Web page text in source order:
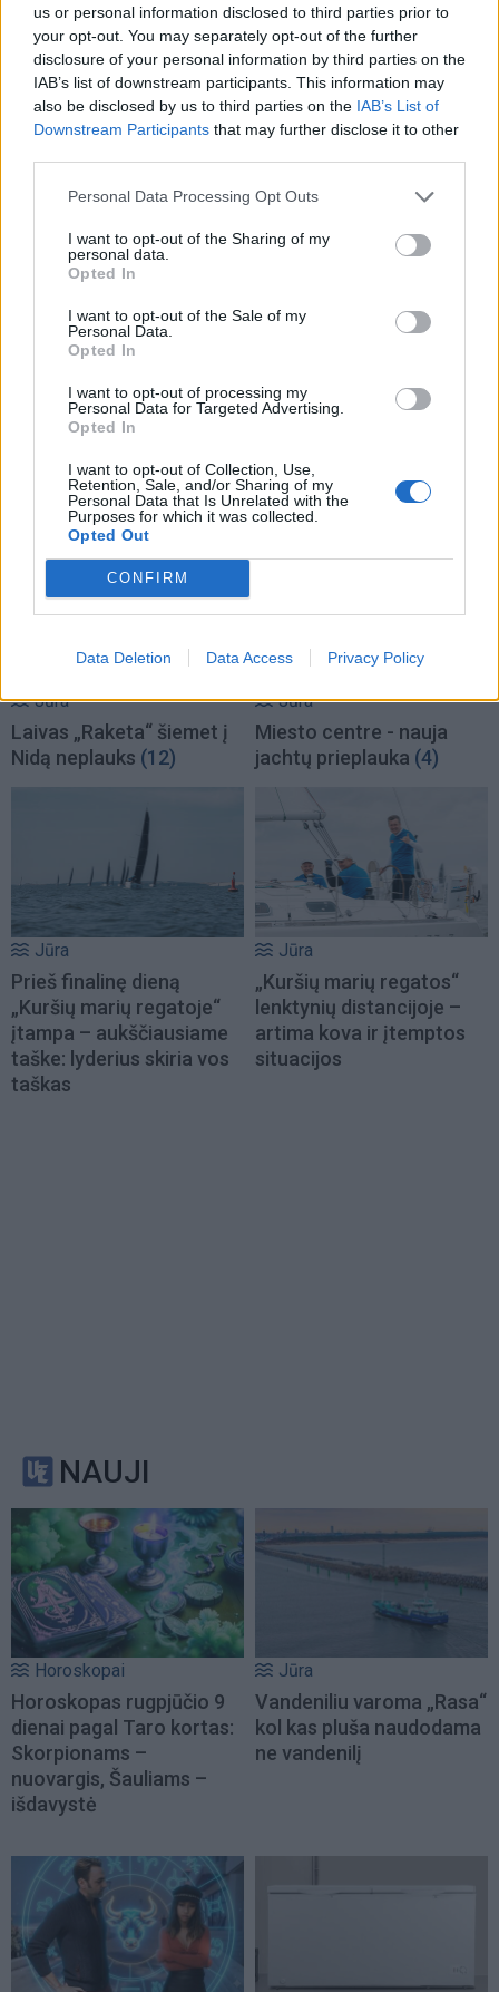
us or personal information disclosed to third parties prior to
your opt-out. You may separately opt-out of the further
disclosure of your personal information by third parties on the
IAB’s list of downstream participants. This information may
also be disclosed by us to third parties on the IAB’s List of
Downstream Participants that may further disclose it to other
Personal Data Processing Opt Outs
I want to opt-out of the Sharing of my
personal data.
Opted In
I want to opt-out of the Sale of my
Personal Data.
Opted In
I want to opt-out of processing my
Personal Data for Targeted Advertising.
Opted In
I want to opt-out of Collection, Use,
Retention, Sale, and/or Sharing of my
Personal Data that Is Unrelated with the
Purposes for which it was collected.
Opted Out
CONFIRM
Data Deletion Data Access Privacy Policy
Jūra
Vandeniliu varoma „Rasa“
kol kas pluša naudodama
Jūra
Atliekų surinkimo laivas
„Rasa“ skaičiuoja pirmųjų
Naujas „Smiltynės
perkėlos“ terminalas:
darbuotojams,
miestiečiams (8)
Baltijos jūrą perplaukęs
Jūra
Laivas „Raketa“ šiemet į
Nidą neplauks (12)
Jūra
Miesto centre - nauja
jachtų prieplauka (4)
Jūra
Prieš finalinę dieną
„Kuršių marių regatoje“
įtampa – aukščiausiame
taške: lyderius skiria vos
taškas
Jūra
„Kuršių marių regatos“
lenktynių distancijoje –
artima kova ir įtemptos
situacijos
NAUJI
Horoskopai
Horoskopas rugpjūčio 9
dienai pagal Taro kortas:
Skorpionams –
nuovargis, Šauliams –
išdavystė
Jūra
Vandeniliu varoma „Rasa“
kol kas pluša naudodama
ne vandenilį